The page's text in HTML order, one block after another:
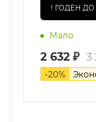
! ГОДЕН ДО
Мало
2 632 ₽ 3
-20%